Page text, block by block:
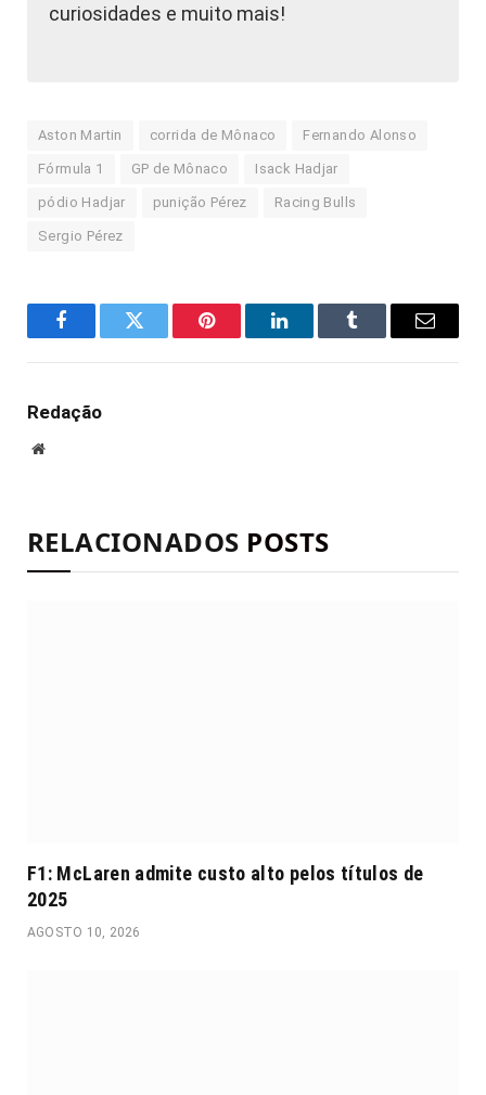
curiosidades e muito mais!
Aston Martin corrida de Mônaco Fernando Alonso
Fórmula 1 GP de Mônaco Isack Hadjar
pódio Hadjar punição Pérez Racing Bulls
Sergio Pérez
FacebookTwitter Pinterest LinkedInTumblr
E-
Redação
Site
RELACIONADOS POSTS
F1: McLaren admite custo alto pelos títulos de
2025
AGOSTO 10, 2026